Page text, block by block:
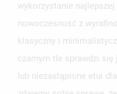
wykorzystanie najlepszej
nowoczesność z
klasyczny i
czarnym tle sprawdzi
lub niezastąpione etui